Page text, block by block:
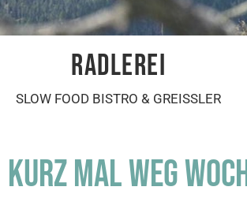
RADLEREI
SLOW FOOD BISTRO & GREISSLER
KURZ MAL WEG